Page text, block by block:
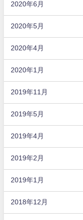
2020年6月
2020年5月
2020年4月
2020年1月
2019年11月
2019年5月
2019年4月
2019年2月
2019年1月
2018年12月